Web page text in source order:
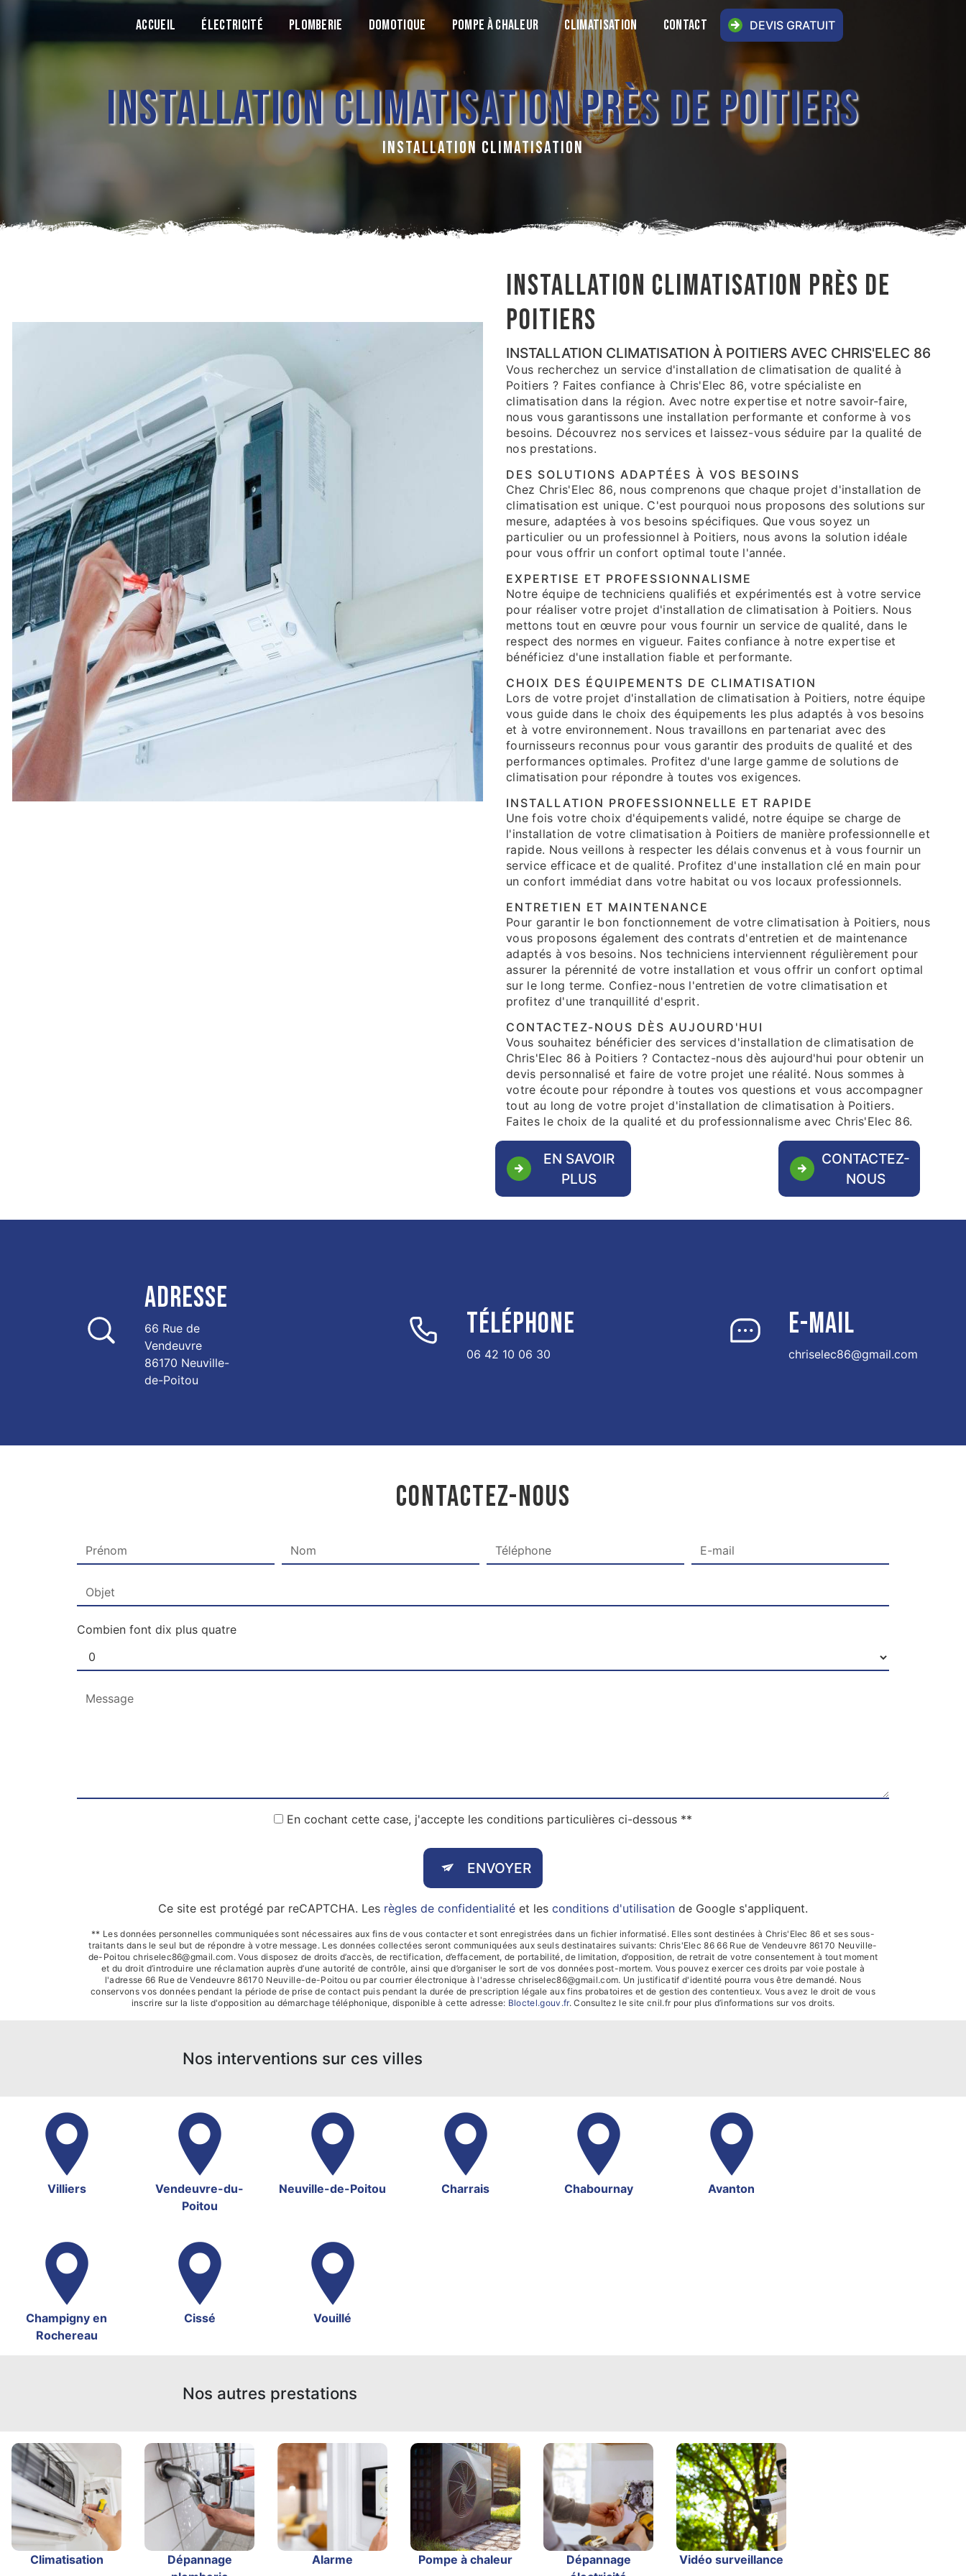
ACCUEIL ÉLECTRICITÉ PLOMBERIE DOMOTIQUE POMPE À CHALEUR CLIMATISATION CONTACT DEVIS GRATUIT
INSTALLATION CLIMATISATION PRÈS DE POITIERS
INSTALLATION CLIMATISATION
INSTALLATION CLIMATISATION PRÈS DE
POITIERS
INSTALLATION CLIMATISATION À POITIERS AVEC CHRIS'ELEC 86
Vous recherchez un service d'installation de climatisation de qualité à
Poitiers ? Faites confiance à Chris'Elec 86, votre spécialiste en
climatisation dans la région. Avec notre expertise et notre savoir-faire,
nous vous garantissons une installation performante et conforme à vos
besoins. Découvrez nos services et laissez-vous séduire par la qualité de
nos prestations.
DES SOLUTIONS ADAPTÉES À VOS BESOINS
Chez Chris'Elec 86, nous comprenons que chaque projet d'installation de
climatisation est unique. C'est pourquoi nous proposons des solutions sur
mesure, adaptées à vos besoins spécifiques. Que vous soyez un
particulier ou un professionnel à Poitiers, nous avons la solution idéale
pour vous offrir un confort optimal toute l'année.
EXPERTISE ET PROFESSIONNALISME
Notre équipe de techniciens qualifiés et expérimentés est à votre service
pour réaliser votre projet d'installation de climatisation à Poitiers. Nous
mettons tout en œuvre pour vous fournir un service de qualité, dans le
respect des normes en vigueur. Faites confiance à notre expertise et
bénéficiez d'une installation fiable et performante.
CHOIX DES ÉQUIPEMENTS DE CLIMATISATION
Lors de votre projet d'installation de climatisation à Poitiers, notre équipe
vous guide dans le choix des équipements les plus adaptés à vos besoins
et à votre environnement. Nous travaillons en partenariat avec des
fournisseurs reconnus pour vous garantir des produits de qualité et des
performances optimales. Profitez d'une large gamme de solutions de
climatisation pour répondre à toutes vos exigences.
INSTALLATION PROFESSIONNELLE ET RAPIDE
Une fois votre choix d'équipements validé, notre équipe se charge de
l'installation de votre climatisation à Poitiers de manière professionnelle et
rapide. Nous veillons à respecter les délais convenus et à vous fournir un
service efficace et de qualité. Profitez d'une installation clé en main pour
un confort immédiat dans votre habitat ou vos locaux professionnels.
ENTRETIEN ET MAINTENANCE
Pour garantir le bon fonctionnement de votre climatisation à Poitiers, nous
vous proposons également des contrats d'entretien et de maintenance
adaptés à vos besoins. Nos techniciens interviennent régulièrement pour
assurer la pérennité de votre installation et vous offrir un confort optimal
sur le long terme. Confiez-nous l'entretien de votre climatisation et
profitez d'une tranquillité d'esprit.
CONTACTEZ-NOUS DÈS AUJOURD'HUI
Vous souhaitez bénéficier des services d'installation de climatisation de
Chris'Elec 86 à Poitiers ? Contactez-nous dès aujourd'hui pour obtenir un
devis personnalisé et faire de votre projet une réalité. Nous sommes à
votre écoute pour répondre à toutes vos questions et vous accompagner
tout au long de votre projet d'installation de climatisation à Poitiers.
Faites le choix de la qualité et du professionnalisme avec Chris'Elec 86.
EN SAVOIR
PLUS
CONTACTEZ-
NOUS
ADRESSE
66 Rue de
Vendeuvre
86170 Neuville-
de-Poitou
TÉLÉPHONE
06 42 10 06 30
E-MAIL
chriselec86@gmail.com
CONTACTEZ-NOUS
Combien font dix plus quatre
En cochant cette case, j'accepte les conditions particulières ci-dessous **
ENVOYER
Ce site est protégé par reCAPTCHA. Les règles de confidentialité et les conditions d'utilisation de Google s'appliquent.
** Les données personnelles communiquées sont nécessaires aux fins de vous contacter et sont enregistrées dans un fichier informatisé. Elles sont destinées à Chris'Elec 86 et ses sous-
traitants dans le seul but de répondre à votre message. Les données collectées seront communiquées aux seuls destinataires suivants: Chris'Elec 86 66 Rue de Vendeuvre 86170 Neuville-
de-Poitou chriselec86@gmail.com. Vous disposez de droits d’accès, de rectification, d’effacement, de portabilité, de limitation, d’opposition, de retrait de votre consentement à tout moment
et du droit d’introduire une réclamation auprès d’une autorité de contrôle, ainsi que d’organiser le sort de vos données post-mortem. Vous pouvez exercer ces droits par voie postale à
l'adresse 66 Rue de Vendeuvre 86170 Neuville-de-Poitou ou par courrier électronique à l'adresse chriselec86@gmail.com. Un justificatif d'identité pourra vous être demandé. Nous
conservons vos données pendant la période de prise de contact puis pendant la durée de prescription légale aux fins probatoires et de gestion des contentieux. Vous avez le droit de vous
inscrire sur la liste d'opposition au démarchage téléphonique, disponible à cette adresse: Bloctel.gouv.fr. Consultez le site cnil.fr pour plus d’informations sur vos droits.
Nos interventions sur ces villes
Villiers
Vendeuvre-du-
Poitou
Neuville-de-Poitou Charrais Chabournay Avanton
Champigny en
Rochereau
Cissé Vouillé
Nos autres prestations
Climatisation
Dépannage
Alarme Pompe à chaleur
Dépannage
Vidéo surveillance